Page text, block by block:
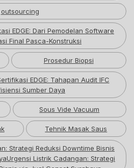
outsourcing
EDGE: Dari Pemodelan Software
Final Pasca-Konstruksi
Prosedur Biopsi
EDGE: Tahapan Audit IFC
Sumber Daya
Sous Vide Vacuum
Tehnik Masak Saus
Strategi Reduksi Downtime Bisnis
Listrik Cadangan: Strategi